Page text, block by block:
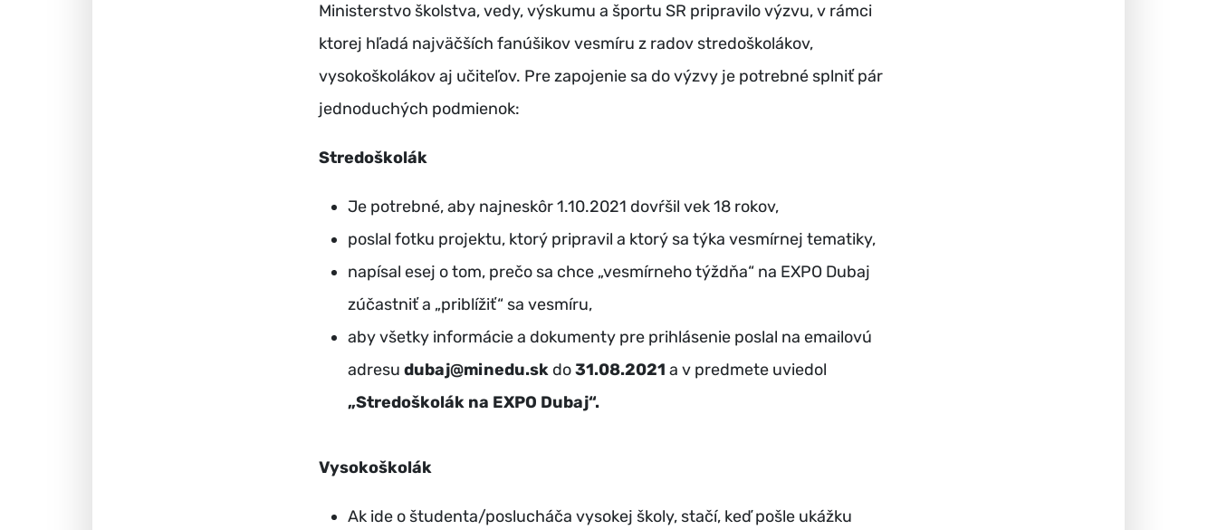
Ministerstvo školstva, vedy, výskumu a športu SR pripravilo výzvu, v rámci
ktorej hľadá najväčších fanúšikov vesmíru z radov stredoškolákov,
vysokoškolákov aj učiteľov. Pre zapojenie sa do výzvy je potrebné splniť pár
jednoduchých podmienok:
Stredoškolák
Je potrebné, aby najneskôr 1.10.2021 dovŕšil vek 18 rokov,
poslal fotku projektu, ktorý pripravil a ktorý sa týka vesmírnej tematiky,
napísal esej o tom, prečo sa chce „vesmírneho týždňa“ na EXPO Dubaj
zúčastniť a „priblížiť“ sa vesmíru,
aby všetky informácie a dokumenty pre prihlásenie poslal na emailovú
adresu dubaj@minedu.sk do31.08.2021 a v predmete uviedol
„Stredoškolák na EXPO Dubaj“.
Vysokoškolák
Ak ide o študenta/poslucháča vysokej školy, stačí, keď pošle ukážku